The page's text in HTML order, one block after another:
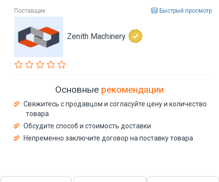
Поставщик Быстрый просмотр
Zenith Machinery
Основные рекомендации
Свяжитесь с продавцом и согласуйте цену и количество
товара
Обсудите способ и стоимость доставки
Непременно заключите договор на поставку товара